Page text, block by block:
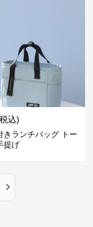
込)
きランチバッグ トー
提げ
›